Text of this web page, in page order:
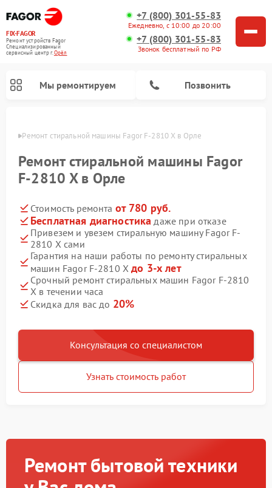
FIX-FAGOR
Ремонт устройств Fagor
Специализированный
cервисный центр г.Орёл
+7 (800) 301-55-83
Ежедневно, с 10:00 до 20:00
+7 (800) 301-55-83
Звонок бесплатный по РФ
Мы ремонтируем Позвонить
Ремонт стиральной машины Fagor F-2810 X в Орле
Ремонт стиральной машины Fagor
F-2810 X в Орле
Стоимость ремонта от 780 руб.
Бесплатная диагностика даже при отказе
Привезем и увезем стиральную машину Fagor F-
2810 X сами
Гарантия на наши работы по ремонту стиральных
машин Fagor F-2810 Xдо 3-х лет
Срочный ремонт стиральных машин Fagor F-2810
X в течении часа
Скидка для вас до 20%
Консультация со специалистом
Узнать стоимость работ
Ремонт бытовой техники